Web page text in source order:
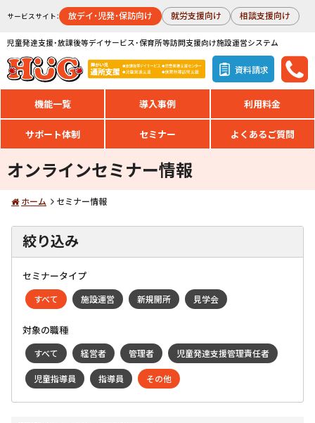
サービスサイト： 放デイ・児発・保訪向け 就労支援向け 相談支援向け
児童発達支援・放課後等デイサービス・保育所等訪問支援向け施設運営システム
資料請求
機能一覧 導入事例 利用料金
サポート体制 セミナー よくあるご質問
オンラインセミナー情報
ホーム セミナー情報
絞り込み
セミナータイプ
すべて 施設運営 新規開所 見学会
対象の職種
すべて 経営者 管理者 児童発達支援管理責任者
児童指導員 指導員 その他